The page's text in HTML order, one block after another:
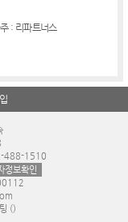
: 리파트너스
488-1510
정보확인
()